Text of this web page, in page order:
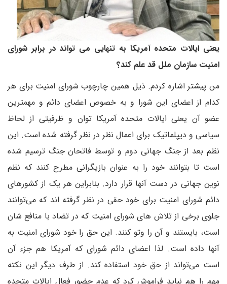
یعنی ایالات متحده آمریکا به تنهایی می تواند در برابر شورای
امنیت سازمان ملل قد علم کند؟
من پیشتر اشاره کردم. ذیل همین چارچوب شورای امنیت برای هر
کدام از اعضای این شورا و به خصوص اعضای دائم و مهمترین
عضو آن یعنی ایالات متحده آمریکا توان و ظرفیتی از لحاظ
سیاسی و دیپلماتیک برای اعمال نظر در نظر گرفته شده است. این
نظم بعد از جنگ جهانی دوم و توسط فاتحان جنگ ترسیم شده
است تا بتوانند خود را به عنوان بازیگرانی مطرح کنند که نظم
نوین جهانی در دست آنها قرار دارد. بنابراین هر یک از کشورهای
دائم شورای امنیت برای خود حقی در نظر گرفته اند که می‌توانند
جلوی برخی از تلاش های شورای امنیت که در تضاد با منافع شان
است، بایستند و آن را وتو کنند. این حق را خود شورای امنیت به
آنها داده است. لذا اعضای دائم شورای که آمریکا هم جزء آن
است می‌تواند از حق خود استفاده کند. از طرف دیگر این نکته
مهم را هم نباید فراموش کرد که عدم حضور فعال ایالات متحده